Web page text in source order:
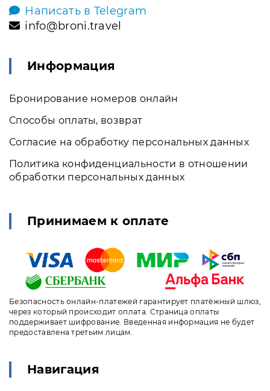
Написать в Telegram
info@broni.travel
Информация
Бронирование номеров онлайн
Способы оплаты, возврат
Согласие на обработку персональных данных
Политика конфиденциальности в отношении
обработки персональных данных
Принимаем к оплате
Безопасность онлайн-платежей гарантирует платёжный шлюз,
через который происходит оплата. Страница оплаты
поддерживает шифрование. Введенная информация не будет
предоставлена третьим лицам.
Навигация